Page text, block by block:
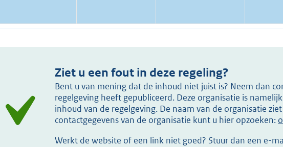
Ziet u een fout in deze regeling?
Bent u van mening dat de inhoud niet juist is? Neem dan
regelgeving heeft gepubliceerd. Deze organisatie is
inhoud van de regelgeving. De naam van de organisatie
contactgegevens van de organisatie kunt u hier opzoeken:
Werkt de website of een link niet goed? Stuur dan een e-